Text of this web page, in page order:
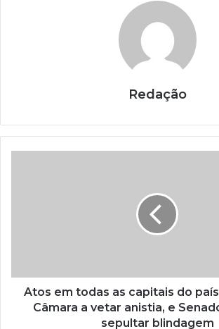
Redação
Atos em todas as capitais do
Câmara a vetar anistia, e
sepultar blindagem